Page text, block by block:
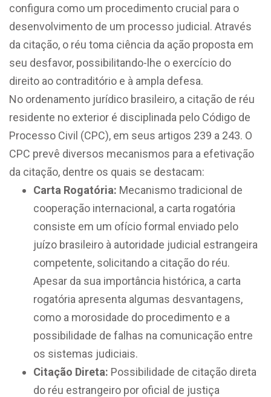
configura como um procedimento crucial para o
desenvolvimento de um processo judicial. Através
da citação, o réu toma ciência da ação proposta em
seu desfavor, possibilitando-lhe o exercício do
direito ao contraditório e à ampla defesa.
No ordenamento jurídico brasileiro, a citação de réu
residente no exterior é disciplinada pelo Código de
Processo Civil (CPC), em seus artigos 239 a 243. O
CPC prevê diversos mecanismos para a efetivação
da citação, dentre os quais se destacam:
Carta Rogatória: Mecanismo tradicional de
cooperação internacional, a carta rogatória
consiste em um ofício formal enviado pelo
juízo brasileiro à autoridade judicial estrangeira
competente, solicitando a citação do réu.
Apesar da sua importância histórica, a carta
rogatória apresenta algumas desvantagens,
como a morosidade do procedimento e a
possibilidade de falhas na comunicação entre
os sistemas judiciais.
Citação Direta: Possibilidade de citação direta
do réu estrangeiro por oficial de justiça